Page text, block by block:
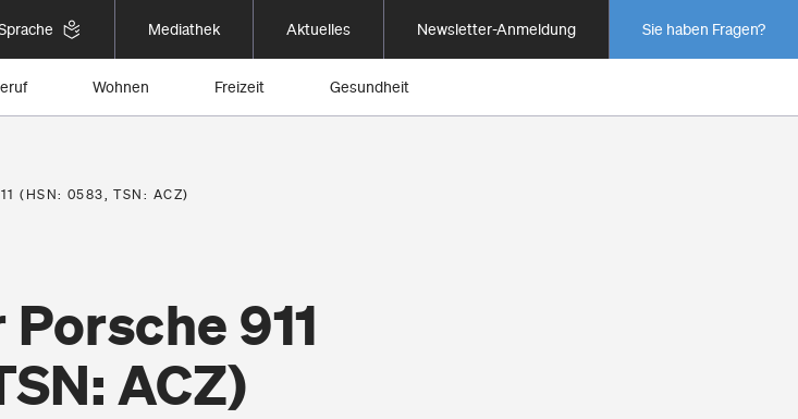
Mediathek Aktuelles Newsletter-Anmeldung Sie haben Fragen?
Wohnen Freizeit Gesundheit
(HSN: 0583, TSN: ACZ)
911
ACZ)